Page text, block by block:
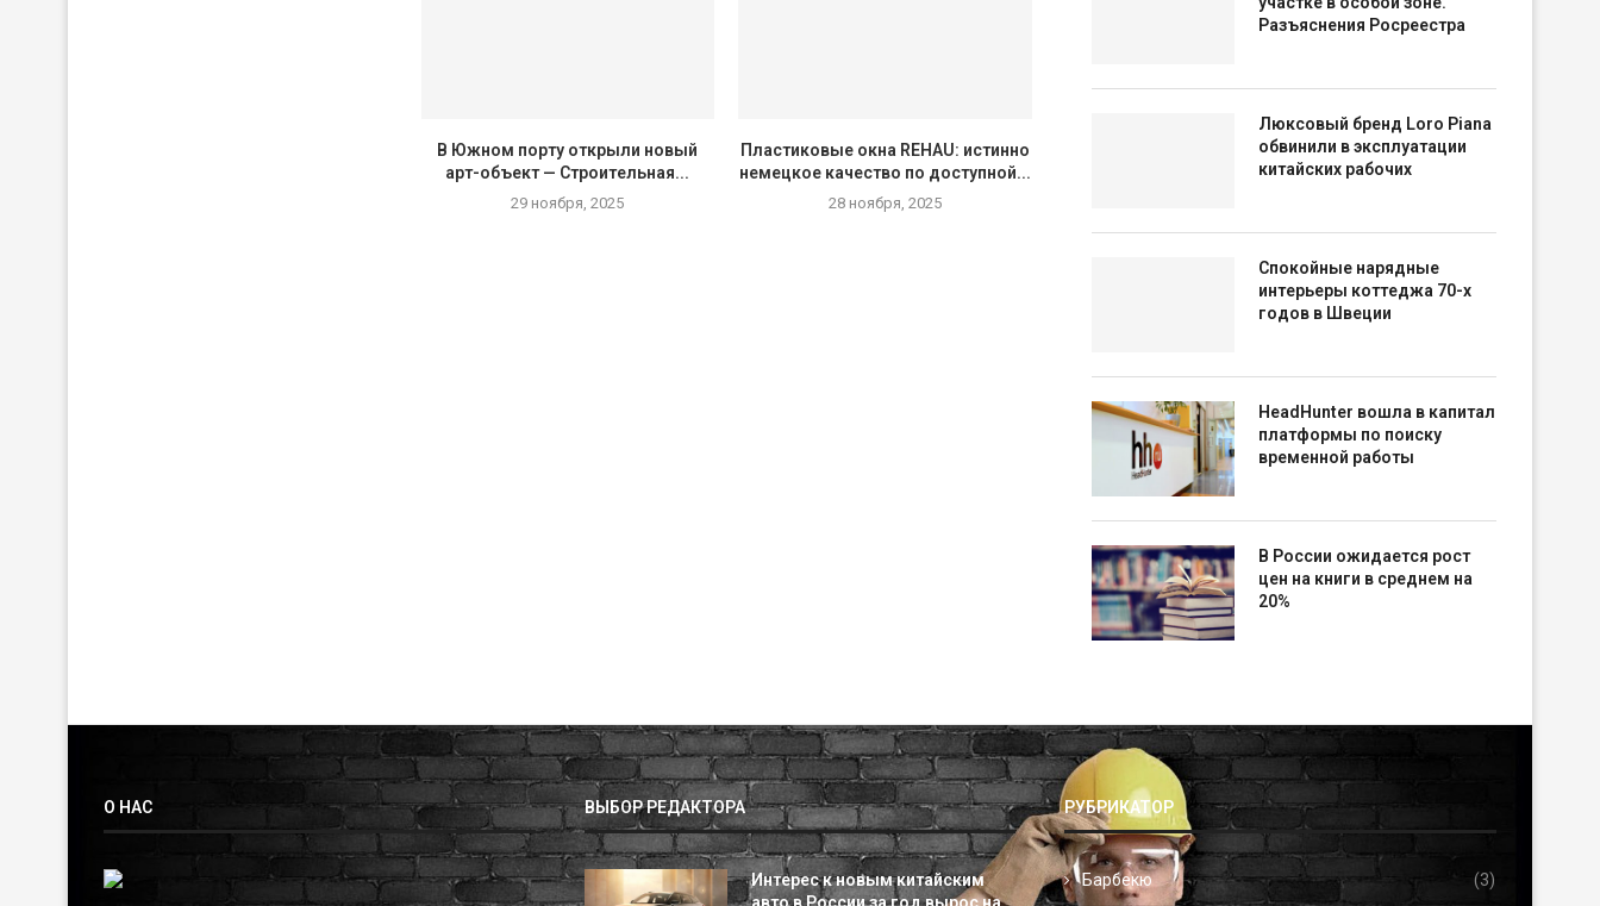
В Южном порту открыли новый
арт-объект — Строительная...
29 ноября, 2025
Пластиковые окна REHAU: истинно
немецкое качество по доступной...
28 ноября, 2025
Разъяснения Росреестра
Люксовый бренд Loro Piana
обвинили в эксплуатации
китайских рабочих
Спокойные нарядные
интерьеры коттеджа 70-х
годов в Швеции
HeadHunter вошла в капитал
платформы по поиску
временной работы
В России ожидается рост
цен на книги в среднем на
20%
О НАС ВЫБОР РЕДАКТОРА
Интерес к новым китайским
авто в России за год вырос на
РУБРИКАТОР
Барбекю (3)